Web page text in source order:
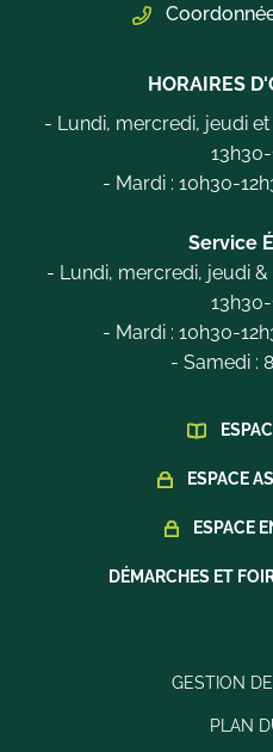
HORAIRES
- Lundi, mercredi, jeudi
- Mardi : 10h30-
Service
- Lundi, mercredi, jeudi
- Mardi : 10h30-
- Samedi :
ESPACE
ESPACE
DÉMARCHES ET
GESTION
PLAN